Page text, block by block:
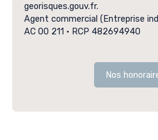
georisques.gouv.fr.
Agent commercial (Entreprise
AC 00 211 • RCP 482694940
Nos